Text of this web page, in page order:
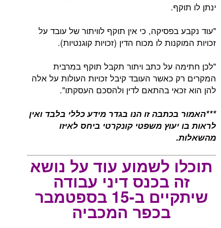
ינתן לו תוקף.
"עוד נקבע בפסיקה, כי אין תוקף לוויתור של עובד על
זכויות המוקנות לו מכוח הדין (זכויות קוגנטיות).
"לכן חתימה על כתב ויתור תקבל תוקף במרבית
המקרים רק כאשר העובד קיבל זכויות העולות על אלה
להן הוא זכאי בהתאם לדין ולהסכם העסקתו".
***האמור בכתבה זו הנו בגדר מידע כללי בלבד ואין
לראות בו יעוץ משפטי קונקרטי ביחס לאיזו
מהשאלות.
תוכלו לשמוע עוד על נושא
זה בכנס דיני עבודה
שיתקיים ב-15 בספטמבר
בכפר המכביה